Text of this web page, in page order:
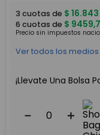
3 cuotas de $ 16.843
6 cuotas de $ 9459,
Precio sin impuestos
Ver todos los
¡Llevate Una Bolsa
＋
－